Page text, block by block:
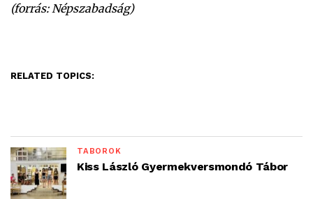
(forrás: Népszabadság)
RELATED TOPICS:
TÁBOROK
Kiss László Gyermekversmondó Tábor